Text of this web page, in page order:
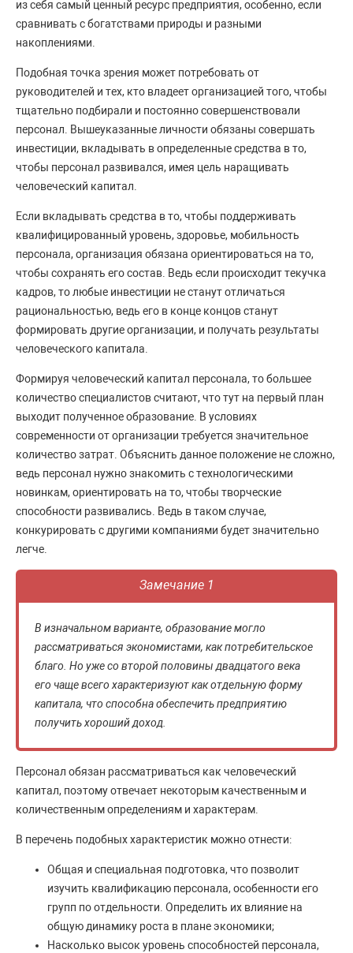
из себя самый ценный ресурс предприятия, особенно, если
сравнивать с богатствами природы и разными
накоплениями.
Подобная точка зрения может потребовать от
руководителей и тех, кто владеет организацией того, чтобы
тщательно подбирали и постоянно совершенствовали
персонал. Вышеуказанные личности обязаны совершать
инвестиции, вкладывать в определенные средства в то,
чтобы персонал развивался, имея цель наращивать
человеческий капитал.
Если вкладывать средства в то, чтобы поддерживать
квалифицированный уровень, здоровье, мобильность
персонала, организация обязана ориентироваться на то,
чтобы сохранять его состав. Ведь если происходит текучка
кадров, то любые инвестиции не станут отличаться
рациональностью, ведь его в конце концов станут
формировать другие организации, и получать результаты
человеческого капитала.
Формируя человеческий капитал персонала, то большее
количество специалистов считают, что тут на первый план
выходит полученное образование. В условиях
современности от организации требуется значительное
количество затрат. Объяснить данное положение не сложно,
ведь персонал нужно знакомить с технологическими
новинкам, ориентировать на то, чтобы творческие
способности развивались. Ведь в таком случае,
конкурировать с другими компаниями будет значительно
легче.
Замечание 1
В изначальном варианте, образование могло
рассматриваться экономистами, как потребительское
благо. Но уже со второй половины двадцатого века
его чаще всего характеризуют как отдельную форму
капитала, что способна обеспечить предприятию
получить хороший доход.
Персонал обязан рассматриваться как человеческий
капитал, поэтому отвечает некоторым качественным и
количественным определениям и характерам.
В перечень подобных характеристик можно отнести:
Общая и специальная подготовка, что позволит
изучить квалификацию персонала, особенности его
групп по отдельности. Определить их влияние на
общую динамику роста в плане экономики;
Насколько высок уровень способностей персонала,